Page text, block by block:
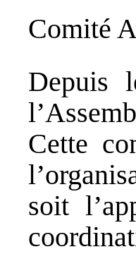
Comité
Depuis
Cette
soit